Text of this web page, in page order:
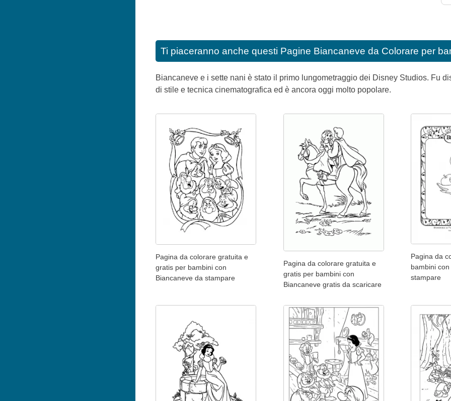
Ti piaceranno anche questi Pagine Biancaneve da Colorare per
Biancaneve e i sette nani è stato il primo lungometraggio dei Disney Studios. Fu
di stile e tecnica cinematografica ed è ancora oggi molto popolare.
Pagina da colorare gratuita e
gratis per bambini con
Biancaneve da stampare
Pagina da colorare gratuita e
gratis per bambini con
Biancaneve gratis da scaricare
Pagina da
bambini
stampare